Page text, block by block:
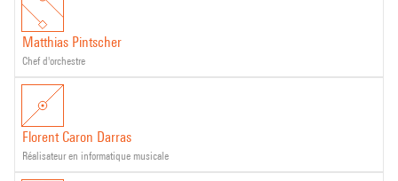
Matthias Pintscher
chef d'orchestre
Florent Caron Darras
réalisateur en informatique musicale